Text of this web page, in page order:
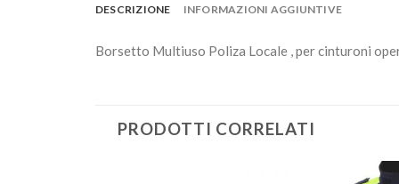
DESCRIZIONE INFORMAZIONI AGGIUNTIVE
Borsetto Multiuso Poliza Locale , per cinturoni
PRODOTTI CORRELATI